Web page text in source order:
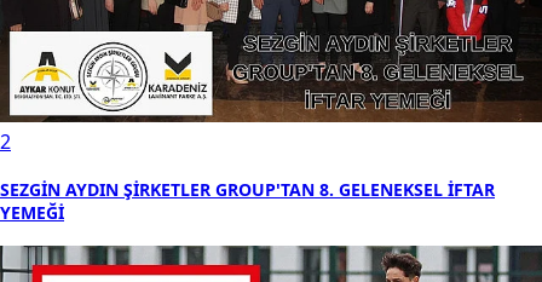
2
SEZGİN AYDIN ŞİRKETLER GROUP'TAN 8. GELENEKSEL İFTAR
YEMEĞİ